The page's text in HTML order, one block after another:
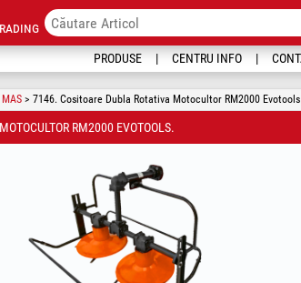
PRODUSE CENTRU INFO
> 7146. Cositoare Dubla Rotativa Motocultor RM2000
RM2000 EVOTOOLS.